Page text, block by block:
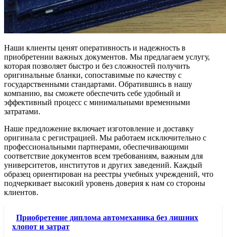
Наши клиенты ценят оперативность и надежность в
приобретении важных документов. Мы предлагаем услугу,
которая позволяет быстро и без сложностей получить
оригинальные бланки, сопоставимые по качеству с
государственными стандартами. Обратившись в нашу
компанию, вы сможете обеспечить себе удобный и
эффективный процесс с минимальными временными
затратами.
Наше предложение включает изготовление и доставку
оригинала с регистрацией. Мы работаем исключительно с
профессиональными партнерами, обеспечивающими
соответствие документов всем требованиям, важным для
университетов, институтов и других заведений. Каждый
образец ориентирован на реестры учебных учреждений, что
подчеркивает высокий уровень доверия к нам со стороны
клиентов.
Приобретение диплома автомеханика без лишних
хлопот и затрат